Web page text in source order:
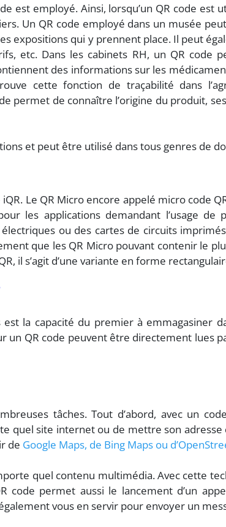
est employé. Ainsi, lorsqu’un QR code est
Un QR code employé dans un musée
expositions qui y prennent place. Il peut
etc. Dans les cabinets RH, un QR code
des informations sur les
cette fonction de traçabilité dans
permet de connaître l’origine du produit,
et peut être utilisé dans tous genres de
Le QR Micro encore appelé micro code
les applications demandant l’usage de
ou des cartes de circuits
que les QR Micro pouvant contenir le
il s’agit d’une variante en forme
la capacité du premier à emmagasiner
un QR code peuvent être directement lues
tâches. Tout d’abord, avec un
quel site internet ou de mettre son
de Google Maps, de Bing Maps ou
quel contenu multimédia. Avec cette
code permet aussi le lancement d’un
vous en servir pour envoyer un